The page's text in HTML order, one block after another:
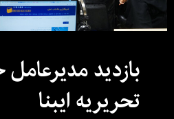
بازدید مدیرعامل
تحریریه ایبنا